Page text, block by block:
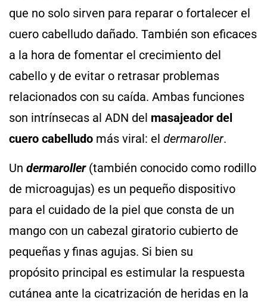
que no solo sirven para reparar o fortalecer el
cuero cabelludo dañado. También son eficaces
a la hora de fomentar el crecimiento del
cabello y de evitar o retrasar problemas
relacionados con su caída. Ambas funciones
son intrínsecas al ADN del masajeador del
cuero cabelludo más viral: el dermaroller.
Un dermaroller (también conocido como rodillo
de microagujas) es un pequeño dispositivo
para el cuidado de la piel que consta de un
mango con un cabezal giratorio cubierto de
pequeñas y finas agujas. Si bien su
propósito principal es estimular la respuesta
cutánea ante la cicatrización de heridas en la